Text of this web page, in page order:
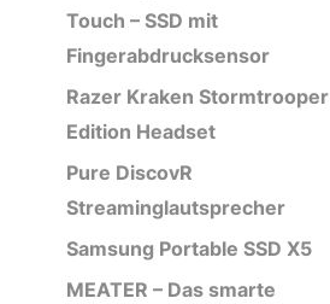
Touch – SSD mit
Fingerabdrucksensor
Razer Kraken Stormtrooper
Edition Headset
Pure DiscovR
Streaminglautsprecher
Samsung Portable SSD X5
MEATER – Das smarte